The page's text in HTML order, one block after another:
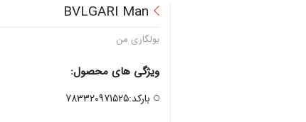
BVLGARI Man
بولگاری من
ویژگی های محصول:
بارکد:783320971525